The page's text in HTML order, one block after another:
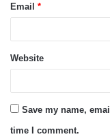
Email *
Website
Save my name,
time I comment.